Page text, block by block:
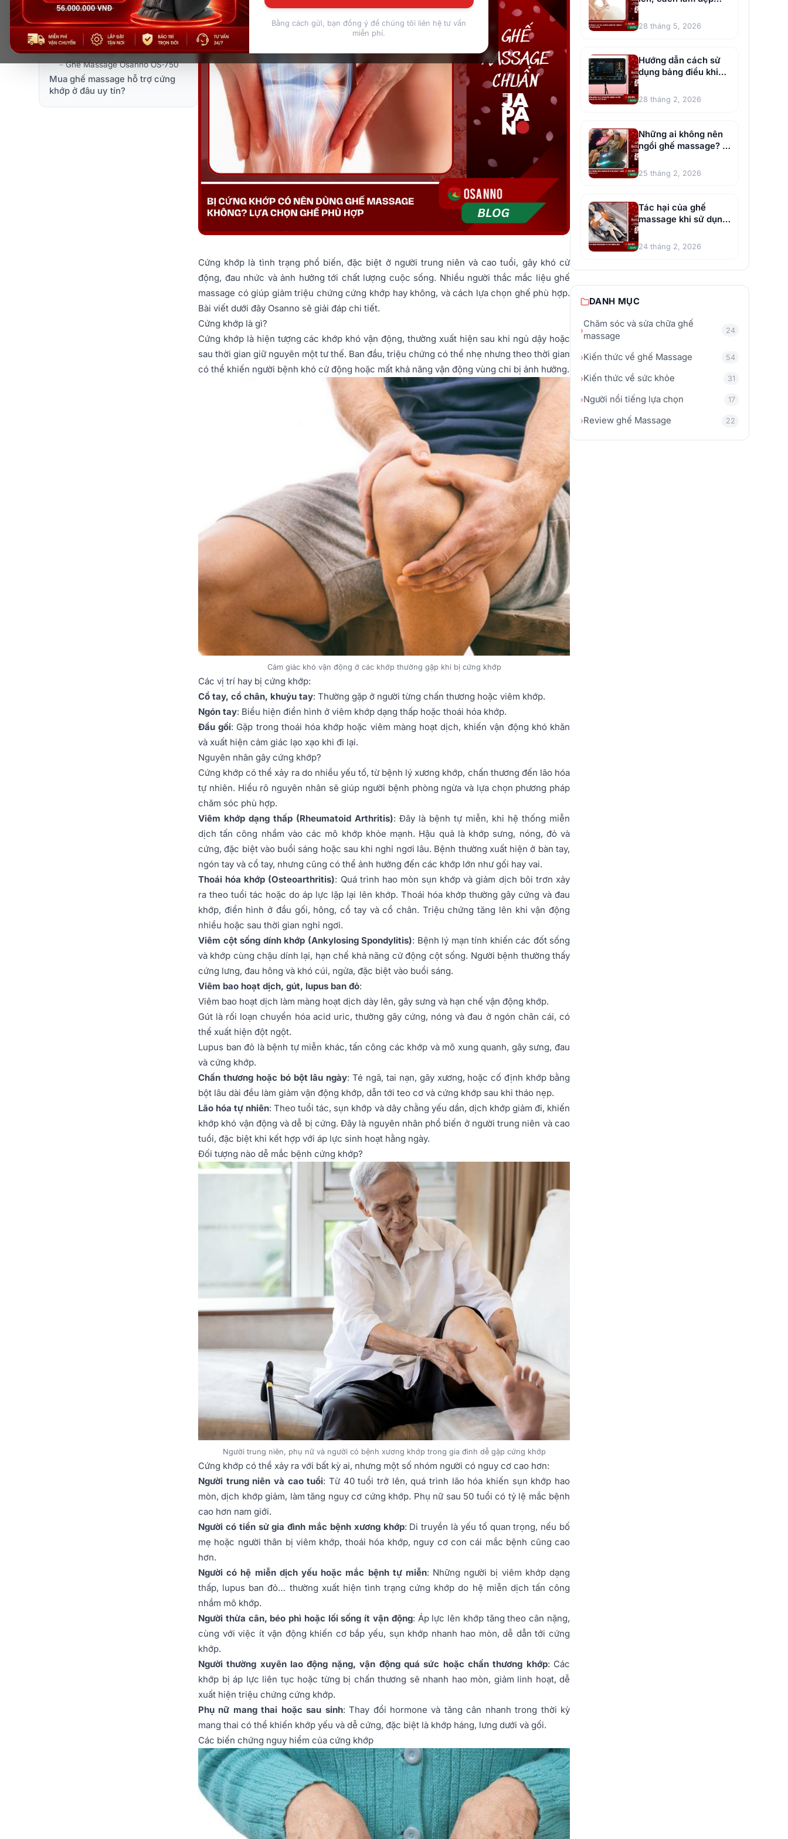
Các loại ghế massage hỗ trợ
cứng khớp tốt
– Ghế Massage Osanno OS‑1000
– Ghế Massage Osanno OS‑300
– Ghế Massage Osanno OS‑750
Mua ghế massage hỗ trợ cứng
khớp ở đâu uy tín?
Cứng khớp là tình trạng phổ biến, đặc biệt ở người trung niên và cao tuổi, gây khó cử
động, đau nhức và ảnh hưởng tới chất lượng cuộc sống. Nhiều người thắc mắc liệu ghế
massage có giúp giảm triệu chứng cứng khớp hay không, và cách lựa chọn ghế phù hợp.
Bài viết dưới đây Osanno sẽ giải đáp chi tiết.
Cứng khớp là gì?
Cứng khớp là hiện tượng các khớp khó vận động, thường xuất hiện sau khi ngủ dậy hoặc
sau thời gian giữ nguyên một tư thế. Ban đầu, triệu chứng có thể nhẹ nhưng theo thời gian
có thể khiến người bệnh khó cử động hoặc mất khả năng vận động vùng chi bị ảnh hưởng.
Cảm giác khó vận động ở các khớp thường gặp khi bị cứng khớp
Các vị trí hay bị cứng khớp:
Cổ tay, cổ chân, khuỷu tay: Thường gặp ở người từng chấn thương hoặc viêm khớp.
Ngón tay: Biểu hiện điển hình ở viêm khớp dạng thấp hoặc thoái hóa khớp.
Đầu gối: Gặp trong thoái hóa khớp hoặc viêm màng hoạt dịch, khiến vận động khó khăn
và xuất hiện cảm giác lạo xạo khi đi lại.
Nguyên nhân gây cứng khớp?
Cứng khớp có thể xảy ra do nhiều yếu tố, từ bệnh lý xương khớp, chấn thương đến lão hóa
tự nhiên. Hiểu rõ nguyên nhân sẽ giúp người bệnh phòng ngừa và lựa chọn phương pháp
chăm sóc phù hợp.
Viêm khớp dạng thấp (Rheumatoid Arthritis): Đây là bệnh tự miễn, khi hệ thống miễn
dịch tấn công nhầm vào các mô khớp khỏe mạnh. Hậu quả là khớp sưng, nóng, đỏ và
cứng, đặc biệt vào buổi sáng hoặc sau khi nghỉ ngơi lâu. Bệnh thường xuất hiện ở bàn tay,
ngón tay và cổ tay, nhưng cũng có thể ảnh hưởng đến các khớp lớn như gối hay vai.
Thoái hóa khớp (Osteoarthritis): Quá trình hao mòn sụn khớp và giảm dịch bôi trơn xảy
ra theo tuổi tác hoặc do áp lực lặp lại lên khớp. Thoái hóa khớp thường gây cứng và đau
khớp, điển hình ở đầu gối, hông, cổ tay và cổ chân. Triệu chứng tăng lên khi vận động
nhiều hoặc sau thời gian nghỉ ngơi.
Viêm cột sống dính khớp (Ankylosing Spondylitis): Bệnh lý mạn tính khiến các đốt sống
và khớp cùng chậu dính lại, hạn chế khả năng cử động cột sống. Người bệnh thường thấy
cứng lưng, đau hông và khó cúi, ngửa, đặc biệt vào buổi sáng.
Viêm bao hoạt dịch, gút, lupus ban đỏ:
Viêm bao hoạt dịch làm màng hoạt dịch dày lên, gây sưng và hạn chế vận động khớp.
Gút là rối loạn chuyển hóa acid uric, thường gây cứng, nóng và đau ở ngón chân cái, có
thể xuất hiện đột ngột.
Lupus ban đỏ là bệnh tự miễn khác, tấn công các khớp và mô xung quanh, gây sưng, đau
và cứng khớp.
Chấn thương hoặc bó bột lâu ngày: Té ngã, tai nạn, gãy xương, hoặc cố định khớp bằng
bột lâu dài đều làm giảm vận động khớp, dẫn tới teo cơ và cứng khớp sau khi tháo nẹp.
Lão hóa tự nhiên: Theo tuổi tác, sụn khớp và dây chằng yếu dần, dịch khớp giảm đi, khiến
khớp khó vận động và dễ bị cứng. Đây là nguyên nhân phổ biến ở người trung niên và cao
tuổi, đặc biệt khi kết hợp với áp lực sinh hoạt hằng ngày.
Đối tượng nào dễ mắc bệnh cứng khớp?
Người trung niên, phụ nữ và người có bệnh xương khớp trong gia đình dễ gặp cứng khớp
Cứng khớp có thể xảy ra với bất kỳ ai, nhưng một số nhóm người có nguy cơ cao hơn:
Người trung niên và cao tuổi: Từ 40 tuổi trở lên, quá trình lão hóa khiến sụn khớp hao
mòn, dịch khớp giảm, làm tăng nguy cơ cứng khớp. Phụ nữ sau 50 tuổi có tỷ lệ mắc bệnh
cao hơn nam giới.
Người có tiền sử gia đình mắc bệnh xương khớp: Di truyền là yếu tố quan trọng, nếu bố
mẹ hoặc người thân bị viêm khớp, thoái hóa khớp, nguy cơ con cái mắc bệnh cũng cao
hơn.
Người có hệ miễn dịch yếu hoặc mắc bệnh tự miễn: Những người bị viêm khớp dạng
thấp, lupus ban đỏ… thường xuất hiện tình trạng cứng khớp do hệ miễn dịch tấn công
nhầm mô khớp.
Người thừa cân, béo phì hoặc lối sống ít vận động: Áp lực lên khớp tăng theo cân nặng,
cùng với việc ít vận động khiến cơ bắp yếu, sụn khớp nhanh hao mòn, dễ dẫn tới cứng
khớp.
Người thường xuyên lao động nặng, vận động quá sức hoặc chấn thương khớp: Các
khớp bị áp lực liên tục hoặc từng bị chấn thương sẽ nhanh hao mòn, giảm linh hoạt, dễ
xuất hiện triệu chứng cứng khớp.
Phụ nữ mang thai hoặc sau sinh: Thay đổi hormone và tăng cân nhanh trong thời kỳ
mang thai có thể khiến khớp yếu và dễ cứng, đặc biệt là khớp háng, lưng dưới và gối.
Các biến chứng nguy hiểm của cứng khớp
vòng 1 hiệu quả cho
chị em
28 tháng 5, 2026
Hướng dẫn cách sử
dụng bảng điều khiển
ghế massage chi tiết
28 tháng 2, 2026
Những ai không nên
ngồi ghế massage? 5
đối tượng nên lưu ý
25 tháng 2, 2026
Tác hại của ghế
massage khi sử dụng
sai cách
24 tháng 2, 2026
DANH MỤC
›
Chăm sóc và sửa chữa ghế
massage
24
›Kiến thức về ghế Massage 54
›Kiến thức về sức khỏe 31
›Người nổi tiếng lựa chọn 17
›Review ghế Massage 22
Bằng cách gửi, bạn đồng ý để chúng tôi liên hệ tư vấn
miễn phí.